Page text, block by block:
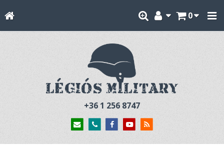
0
+36 1 256 8747